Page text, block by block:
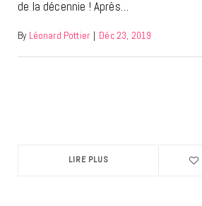
de la décennie ! Après…
By Léonard Pottier | Déc 23, 2019
LIRE PLUS